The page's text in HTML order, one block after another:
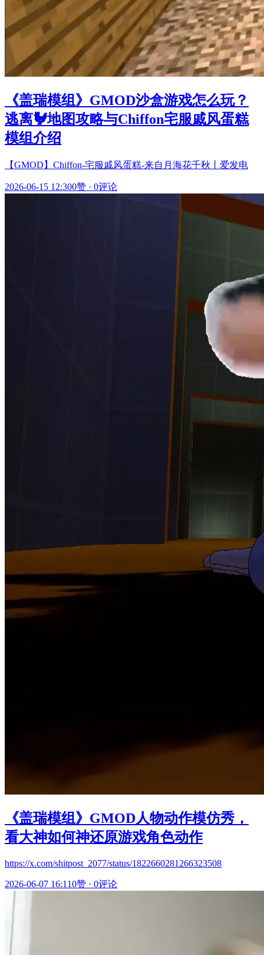
《盖瑞模组》GMOD沙盒游戏怎么玩？
逃离🐓地图攻略与Chiffon宅服戚风蛋糕
模组介绍
【GMOD】Chiffon-宅服戚风蛋糕-来自月海花千秋丨爱发电
2026-06-15 12:300赞 · 0评论
《盖瑞模组》GMOD人物动作模仿秀，
看大神如何神还原游戏角色动作
https://x.com/shitpost_2077/status/1822660281266323508
2026-06-07 16:110赞 · 0评论